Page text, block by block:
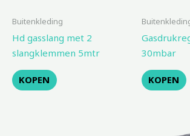
Buitenkleding
Hd gasslang met 2
slangklemmen 5mtr
KOPEN
30mbar
KOPEN